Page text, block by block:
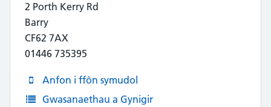
2 Porth Kerry Rd
Barry
CF62 7AX
01446 735395
Anfon i ffôn symudol
Gwasanaethau a Gynigir